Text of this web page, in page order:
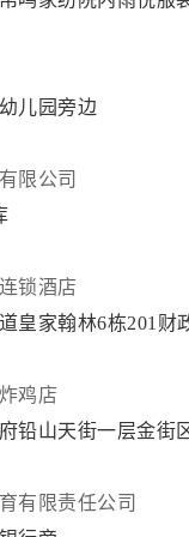
儿园旁边
限公司
锁酒店
皇家翰林6栋201财
鸡店
铅山天街一层金街
有限责任公司